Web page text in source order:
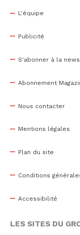
L'équipe
Publicité
S'abonner à la
Abonnement
Nous contacter
Mentions légales
Plan du site
Conditions
Accessibilité
LES SITES DU